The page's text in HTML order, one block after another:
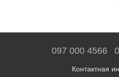
097 000 4566
Контактная